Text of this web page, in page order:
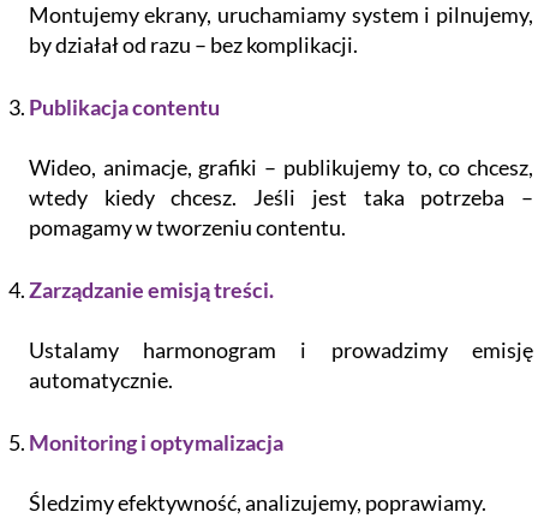
Montujemy ekrany, uruchamiamy system i pilnujemy,
by działał od razu – bez komplikacji.
Publikacja contentu
Wideo, animacje, grafiki – publikujemy to, co chcesz,
wtedy kiedy chcesz. Jeśli jest taka potrzeba –
pomagamy w tworzeniu contentu.
Zarządzanie emisją treści.
Ustalamy harmonogram i prowadzimy emisję
automatycznie.
Monitoring i optymalizacja
Śledzimy efektywność, analizujemy, poprawiamy.